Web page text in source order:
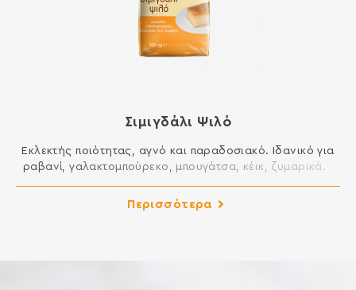
Σιμιγδάλι Ψιλό
Εκλεκτής ποιότητας, αγνό και παραδοσιακό. Ιδανικό για
ραβανί, γαλακτομπούρεκο, μπουγάτσα, κέικ, ζυμαρικά.
να περιέχει ίχνη γάλακτος, αυγού, λούπινου και σόγιας.
Περισσότερα